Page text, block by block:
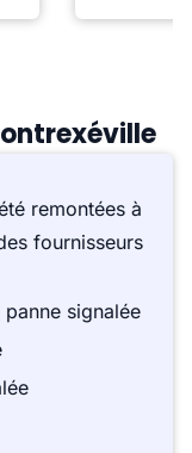
remontées à
fournisseurs
panne signalée